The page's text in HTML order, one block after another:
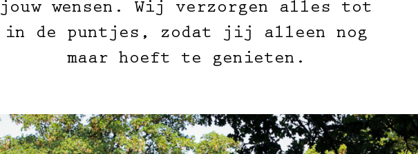
jouw wensen. Wij verzorgen alles tot
in de puntjes, zodat jij alleen nog
maar hoeft te genieten.